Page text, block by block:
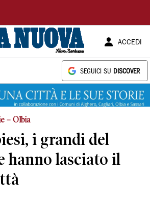
ACCEDI
SEGUICI SU DISCOVER
– Olbia
i grandi del
hanno lasciato il